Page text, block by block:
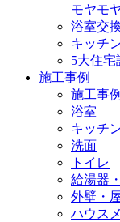
モヤモ
浴室交
キッチ
5大住宅
施工事例
施工事
浴室
キッチ
洗面
トイレ
給湯器
外壁・
ハウス